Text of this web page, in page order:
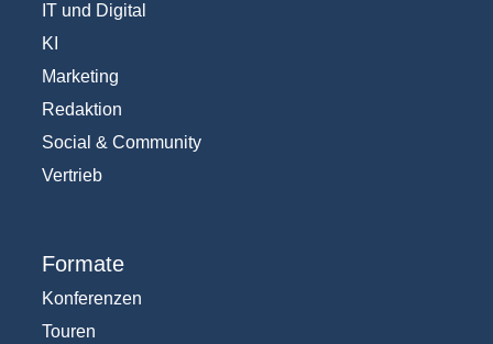
IT und Digital
KI
Marketing
Redaktion
Social & Community
Vertrieb
Formate
Konferenzen
Touren